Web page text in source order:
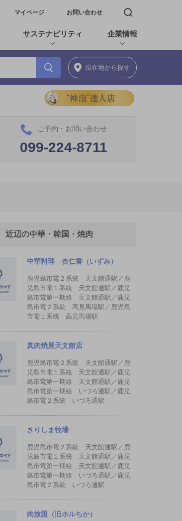
いウィンドウで開く
マイページ お問い合わせ 検索窓を開く
サステナビリティ 企業情報
現在地から探す
ご予約・お問い合わせ
099-224-8711
近辺の中華・韓国・焼肉
中華料理 杏仁香（いずみ）
鹿児島市電２系統 天文館通駅／鹿
児島市電１系統 天文館通駅／鹿児
島市電第一期線 天文館通駅／鹿児
島市電２系統 高見馬場駅／鹿児島
市電１系統 高見馬場駅
真肉焼屋天文館店
鹿児島市電２系統 天文館通駅／鹿
児島市電１系統 天文館通駅／鹿児
島市電第一期線 天文館通駅／鹿児
島市電第一期線 いづろ通駅／鹿児
島市電２系統 いづろ通駅
きりしま牧場
鹿児島市電２系統 天文館通駅／鹿
児島市電１系統 天文館通駅／鹿児
島市電第一期線 天文館通駅／鹿児
島市電第一期線 いづろ通駅／鹿児
島市電２系統 いづろ通駅
肉放題（旧ホルちか）